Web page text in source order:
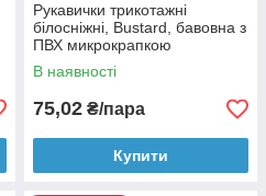
Рукавички трикотажні
білосніжні, Bustard, бавовна з
ПВХ микрокрапкою
В наявності
75,02 ₴/пара
Купити